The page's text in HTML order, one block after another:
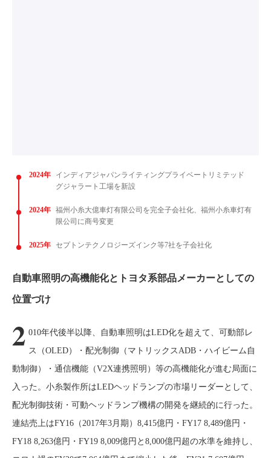
2024年
インディアジャパンライティングプライベートリミテッド
グジャラート工場を新設
2024年 福州小糸大億車灯有限公司を完全子会社化、福州小糸車灯有
限公司に商号変更
2025年 セプトンテクノロジーズインク等7社を子会社化
自動車照明の高機能化とトヨタ系部品メーカーとしての
位置づけ
2 010年代後半以降、自動車照明はLED化を超えて、可動部レ
ス（OLED）・配光制御（マトリックスADB・ハイビーム自
動制御）・通信機能（V2X連携照明）等の高機能化が進む局面に
入った。小糸製作所はLEDヘッドランプの市場リーダーとして、
配光制御技術・可動ヘッドランプ機構の開発を継続的に行った。
連結売上はFY16（2017年3月期）8,415億円・FY17 8,489億円・
FY18 8,263億円・FY19 8,009億円と8,000億円超の水準を維持し、